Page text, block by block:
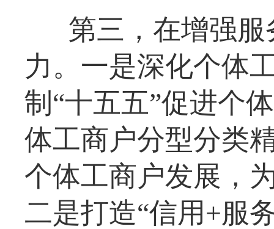
第三，在增强
力。一是深化个体
制“十五五”促进个
体工商户分型分类
个体工商户发展，
二是打造“信用+服